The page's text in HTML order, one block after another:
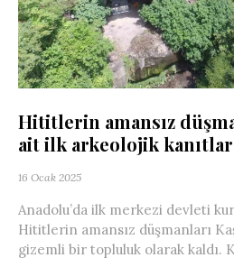
Hititlerin amansız
ait ilk arkeolojik
16 Ocak 2025
Anadolu’da ilk merkezi devleti
Hititlerin amansız düşmanları
gizemli bir topluluk olarak kaldı.